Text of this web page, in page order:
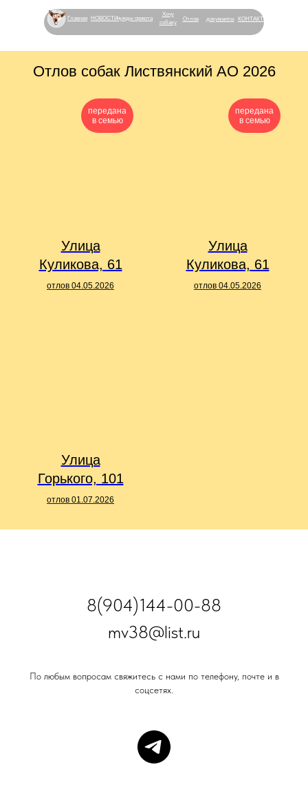
Главная НОВОСТИнужды приюта КОНТАКТЫ
Хочу
собаку
Отлов документы
Отлов собак Листвянский АО 2026
передана
в семью
Улица
Куликова, 61
отлов 04.05.2026
передана
в семью
Улица
Куликова, 61
отлов 04.05.2026
Улица
Горького, 101
отлов 01.07.2026
8(904)144-00-88
mv38@list.ru
По любым вопросам свяжитесь с нами по телефону, почте и в
соцсетях.